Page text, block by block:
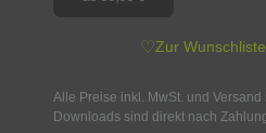
♡Zur
Alle Preise inkl. MwSt. und
Downloads sind direkt nach